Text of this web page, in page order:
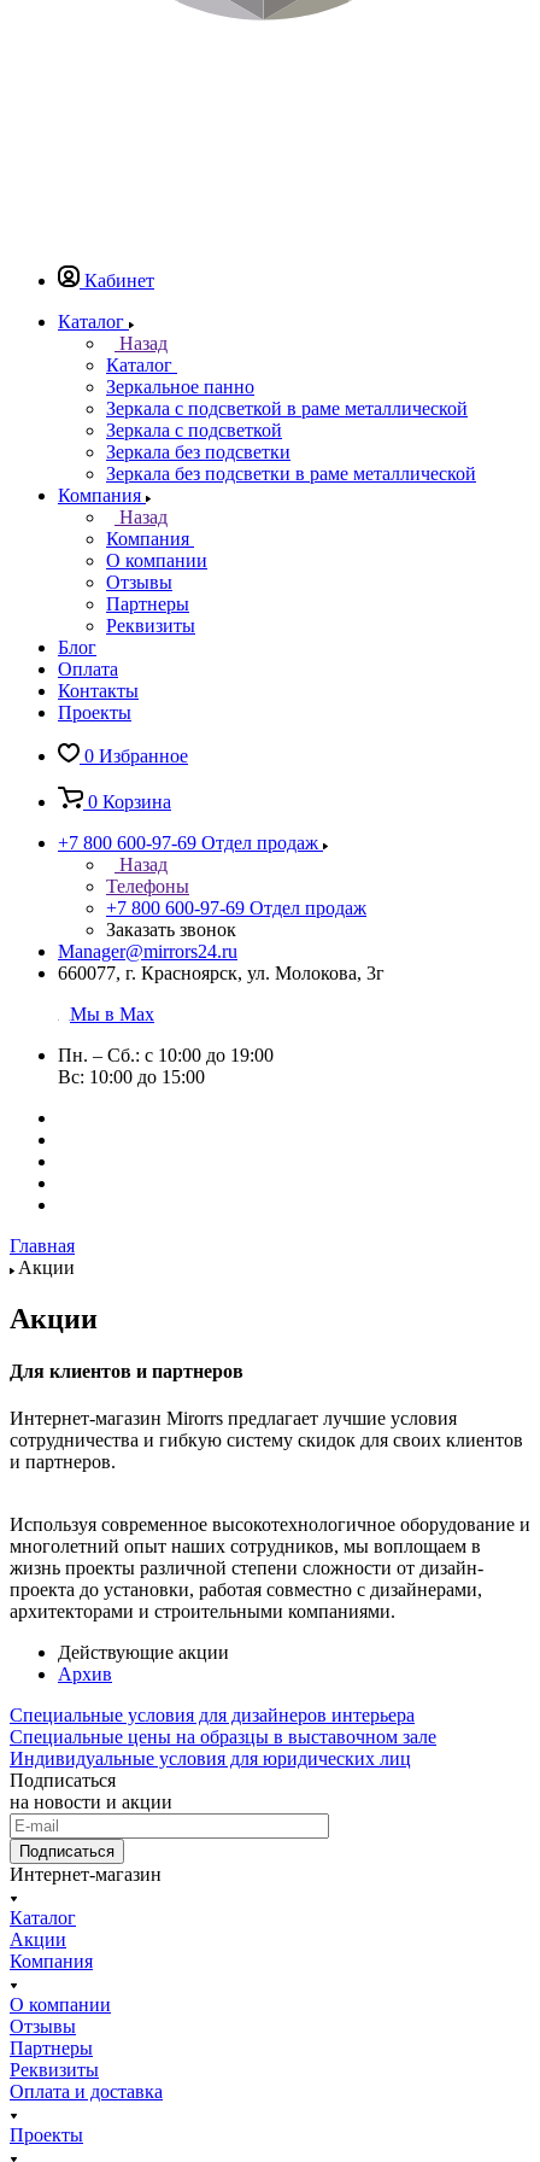
Кабинет
Каталог
Назад
Каталог
Зеркальное панно
Зеркала с подсветкой в раме металлической
Зеркала с подсветкой
Зеркала без подсветки
Зеркала без подсветки в раме металлической
Компания
Назад
Компания
О компании
Отзывы
Партнеры
Реквизиты
Блог
Оплата
Контакты
Проекты
0 Избранное
0 Корзина
+7 800 600-97-69 Отдел продаж
Назад
Телефоны
+7 800 600-97-69 Отдел продаж
Заказать звонок
Manager@mirrors24.ru
660077, г. Красноярск, ул. Молокова, 3г
Мы в Max
Пн. – Сб.: с 10:00 до 19:00
Вс: 10:00 до 15:00
Главная
Акции
Акции
Для клиентов и партнеров
Интернет-магазин Mirorrs предлагает лучшие условия
сотрудничества и гибкую систему скидок для своих клиентов
и партнеров.
Используя современное высокотехнологичное оборудование и
многолетний опыт наших сотрудников, мы воплощаем в
жизнь проекты различной степени сложности от дизайн-
проекта до установки, работая совместно с дизайнерами,
архитекторами и строительными компаниями.
Действующие акции
Архив
Специальные условия для дизайнеров интерьера
Специальные цены на образцы в выставочном зале
Индивидуальные условия для юридических лиц
Подписаться
на новости и акции
Подписаться
Интернет-магазин
Каталог
Акции
Компания
О компании
Отзывы
Партнеры
Реквизиты
Оплата и доставка
Проекты